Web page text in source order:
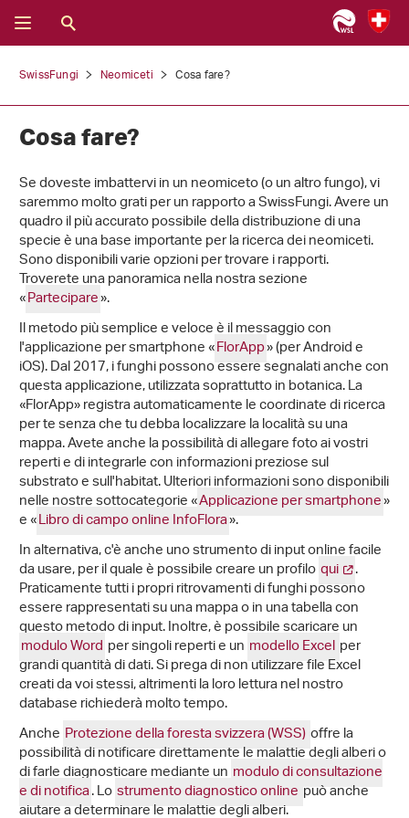
SwissFungi Neomiceti Cosa fare?
Cosa fare?
Se doveste imbattervi in un neomiceto (o un altro fungo), vi
saremmo molto grati per un rapporto a SwissFungi. Avere un
quadro il più accurato possibile della distribuzione di una
specie è una base importante per la ricerca dei neomiceti.
Sono disponibili varie opzioni per trovare i rapporti.
Troverete una panoramica nella nostra sezione
«Partecipare».
Il metodo più semplice e veloce è il messaggio con
l'applicazione per smartphone «FlorApp» (per Android e
iOS). Dal 2017, i funghi possono essere segnalati anche con
questa applicazione, utilizzata soprattutto in botanica. La
«FlorApp» registra automaticamente le coordinate di ricerca
per te senza che tu debba localizzare la località su una
mappa. Avete anche la possibilità di allegare foto ai vostri
reperti e di integrarle con informazioni preziose sul
substrato e sull'habitat. Ulteriori informazioni sono disponibili
nelle nostre sottocategorie «Applicazione per smartphone»
e «Libro di campo online InfoFlora».
In alternativa, c'è anche uno strumento di input online facile
da usare, per il quale è possibile creare un profiloqui .
Praticamente tutti i propri ritrovamenti di funghi possono
essere rappresentati su una mappa o in una tabella con
questo metodo di input. Inoltre, è possibile scaricare un
modulo Word per singoli reperti e un modello Excelper
grandi quantità di dati. Si prega di non utilizzare file Excel
creati da voi stessi, altrimenti la loro lettura nel nostro
database richiederà molto tempo.
Anche Protezione della foresta svizzera (WSS)offre la
possibilità di notificare direttamente le malattie degli alberi o
di farle diagnosticare mediante un modulo di consultazione
e di notifica. Lostrumento diagnostico online può anche
aiutare a determinare le malattie degli alberi.